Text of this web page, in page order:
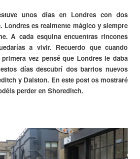
unos días en Londres con dos
Londres es realmente mágico y siempre
A cada esquina encuentras rincones
a vivir. Recuerdo que cuando
vez pensé que Londres le daba
días descubrí dos barrios nuevos
y Dalston. En este post os mostraré
perder en Shoreditch.